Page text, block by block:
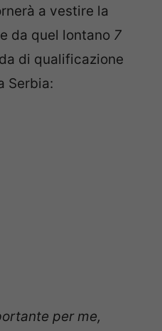
a vestire la
da quel lontano 7
di qualificazione
Serbia:
per me,